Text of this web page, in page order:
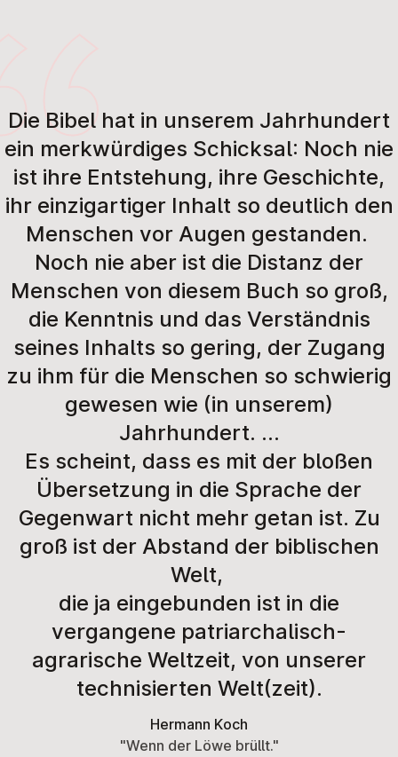
Die Bibel hat in unserem Jahrhundert
ein merkwürdiges Schicksal: Noch nie
ist ihre Entstehung, ihre Geschichte,
ihr einzigartiger Inhalt so deutlich den
Menschen vor Augen gestanden.
Noch nie aber ist die Distanz der
Menschen von diesem Buch so groß,
die Kenntnis und das Verständnis
seines Inhalts so gering, der Zugang
zu ihm für die Menschen so schwierig
gewesen wie (in unserem)
Jahrhundert. …
Es scheint, dass es mit der bloßen
Übersetzung in die Sprache der
Gegenwart nicht mehr getan ist. Zu
groß ist der Abstand der biblischen
Welt,
die ja eingebunden ist in die
vergangene patriarchalisch-
agrarische Weltzeit, von unserer
technisierten Welt(zeit).
Hermann Koch
"Wenn der Löwe brüllt."